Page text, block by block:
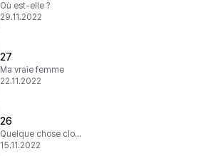
Où est-elle ?
29.11.2022
27
Ma vraie femme
22.11.2022
26
Quelque chose cloche
15.11.2022